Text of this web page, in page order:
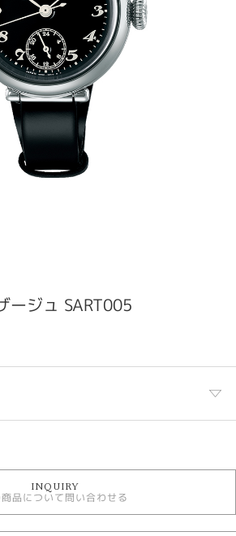
ージュ SART005
INQUIRY
品について問い合わせる